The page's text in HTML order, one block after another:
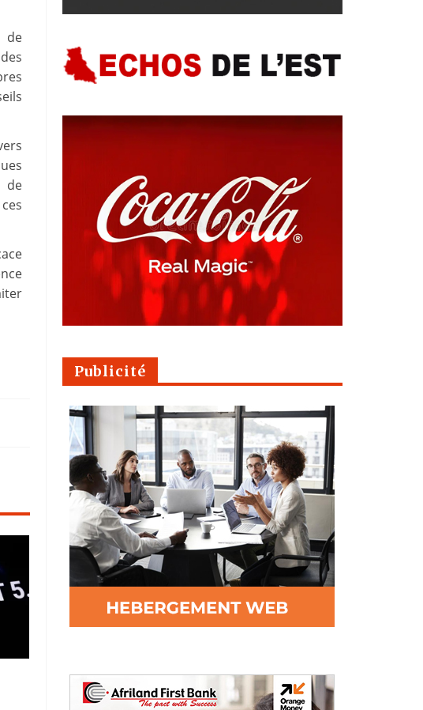
de
de
Publicité